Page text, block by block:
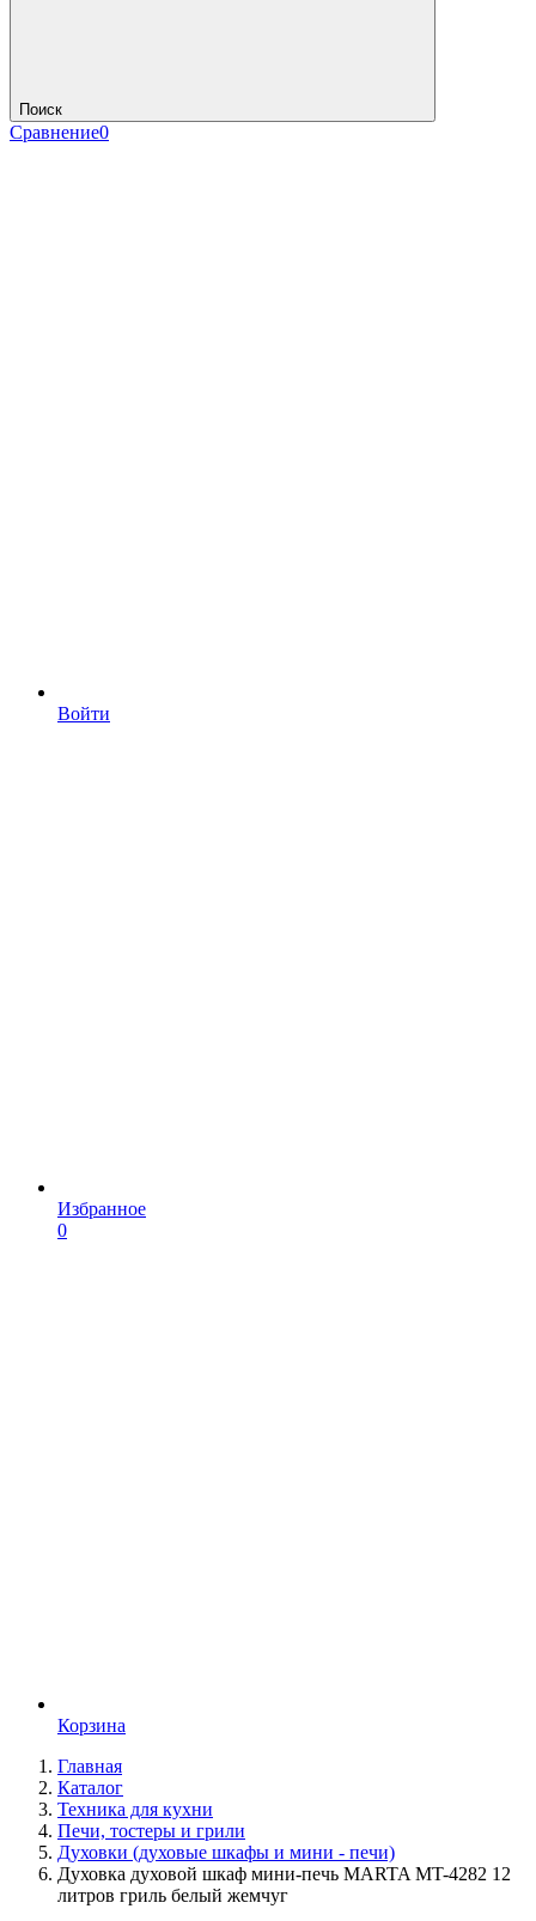
Поиск
Сравнение0
Войти
Избранное
0
Корзина
Главная
Каталог
Техника для кухни
Печи, тостеры и грили
Духовки (духовые шкафы и мини - печи)
Духовка духовой шкаф мини-печь MARTA MT-4282 12
литров гриль белый жемчуг